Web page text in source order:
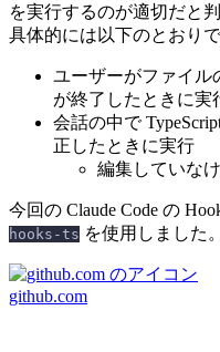
を実行するのが適切だと
具体的には以下のとおりで
ユーザーがファイル
が終了したときに実
会話の中で
正したときに実行
編集していな
今回の Claude Code の
hooks-ts を使用しました。
github.com